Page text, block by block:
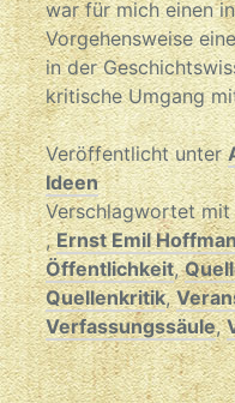
war für mich einen
Vorgehensweise
in der
kritische Umgang
Veröffentlicht unter
Ideen
Verschlagwortet mit
,Ernst Emil
Öffentlichkeit,
Quellenkritik,
Verfassungssäule,